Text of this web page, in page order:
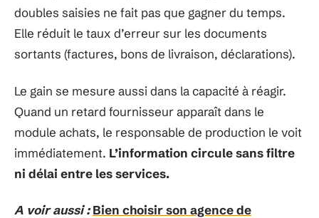
doubles saisies ne fait pas que gagner du temps.
Elle réduit le taux d’erreur sur les documents
sortants (factures, bons de livraison, déclarations).
Le gain se mesure aussi dans la capacité à réagir.
Quand un retard fournisseur apparaît dans le
module achats, le responsable de production le voit
immédiatement. L’information circule sans filtre
ni délai entre les services.
A voir aussi : Bien choisir son agence de